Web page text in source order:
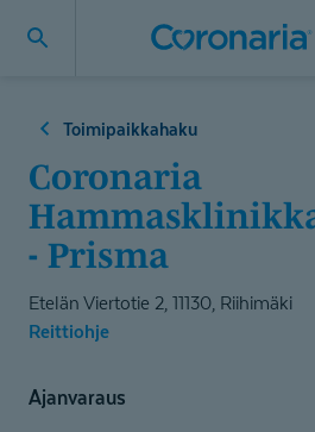
Toimipaikkahaku
Coronaria
- Prisma
Etelän Viertotie 2, 11130, Riihimäki
Reittiohje
Ajanvaraus